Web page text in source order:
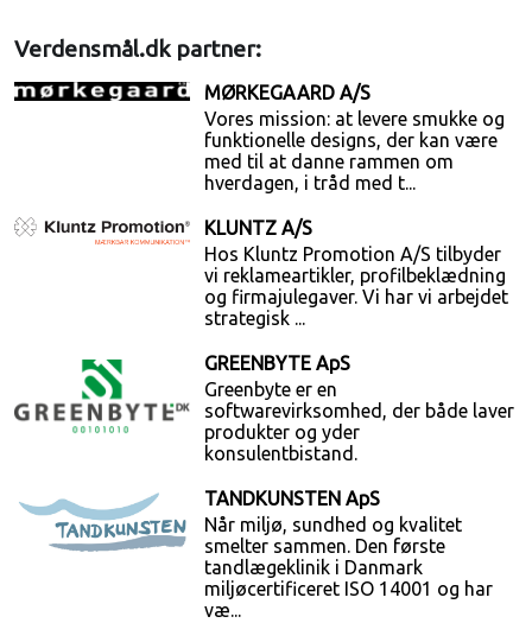
Verdensmål.dk partner:
MØRKEGAARD A/S
Vores mission: at levere smukke og
funktionelle designs, der kan være
med til at danne rammen om
hverdagen, i tråd med t...
KLUNTZ A/S
Hos Kluntz Promotion A/S tilbyder
vi reklameartikler, profilbeklædning
og firmajulegaver. Vi har vi arbejdet
strategisk ...
GREENBYTE ApS
Greenbyte er en
softwarevirksomhed, der både laver
produkter og yder
konsulentbistand.
TANDKUNSTEN ApS
Når miljø, sundhed og kvalitet
smelter sammen. Den første
tandlægeklinik i Danmark
miljøcertificeret ISO 14001 og har
væ...